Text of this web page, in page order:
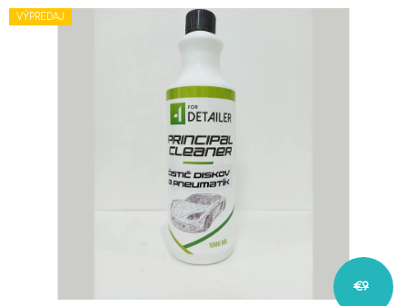
VÝPREDAJ
€9